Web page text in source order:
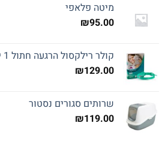
מיטה פלאפי
₪95.00
קולר רילקסול הרגעה חתול 1 יחידה
₪129.00
שרותים סגורים נסטור
₪119.00